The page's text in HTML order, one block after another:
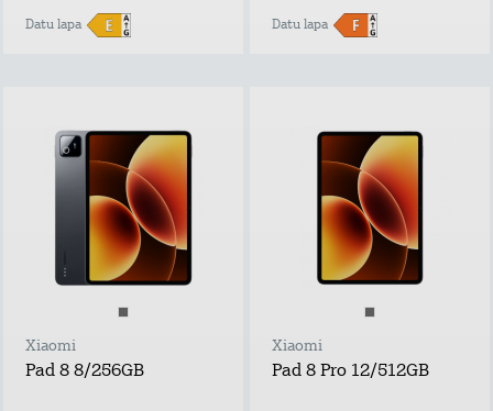
Datu lapa Datu lapa
Xiaomi
Pad 8 8/256GB
Xiaomi
Pad 8 Pro 12/512GB